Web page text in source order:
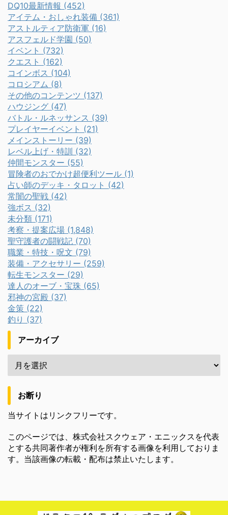
DQ10最新情報 (452)
アイテム・おしゃれ装備 (361)
アストルティア防衛軍 (16)
アスフェルド学園 (50)
イベント (732)
クエスト (162)
コインボス (104)
コロシアム (8)
その他のコンテンツ (137)
ハウジング (47)
バトル・ルネッサンス (39)
プレイヤーイベント (21)
メインストーリー (39)
レベル上げ・特訓 (32)
仲間モンスター (55)
冒険者のおでかけ超便利ツール (1)
占い師のデッキ・タロット (42)
常闇の聖戦 (42)
強ボス (32)
未分類 (171)
考察・提案広場 (1,848)
聖守護者の闘戦記 (70)
職業・特技・呪文 (79)
装備・アクセサリー (259)
転生モンスター (29)
達人のオーブ・宝珠 (65)
邪神の宮殿 (37)
金策 (22)
釣り (37)
アーカイブ
お断り
当サイトはリンクフリーです。
このページでは、株式会社スクウェア・エニックスを代表
とする共同著作者が権利を所有する画像を利用しておりま
す。当該画像の転載・配布は禁止いたします。